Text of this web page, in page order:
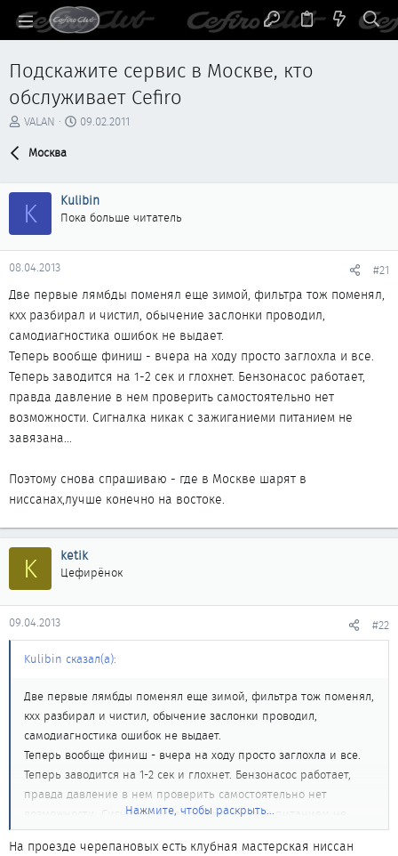
Подскажите сервис в Москве, кто
обслуживает Cefiro
А
т
е
м
ы
VALAN
Д
а
ч
л
09.02.2011
Москва
K Kulibin
Пока больше читатель
08.04.2013 #21
Две первые лямбды поменял еще зимой, фильтра тож поменял,
кхх разбирал и чистил, обычение заслонки проводил,
самодиагностика ошибок не выдает.
Теперь вообще финиш - вчера на ходу просто заглохла и все.
Теперь заводится на 1-2 сек и глохнет. Бензонасос работает,
правда давление в нем проверить самостоятельно нет
возможности. Сигналка никак с зажиганиеми питанием не
завязана...
Поэтому снова спрашиваю - где в Москве шарят в
ниссанах,лучше конечно на востоке.
K ketik
Цефирёнок
09.04.2013 #22
Kulibin сказал(а):
Две первые лямбды поменял еще зимой, фильтра тож поменял,
кхх разбирал и чистил, обычение заслонки проводил,
самодиагностика ошибок не выдает.
Теперь вообще финиш - вчера на ходу просто заглохла и все.
Теперь заводится на 1-2 сек и глохнет. Бензонасос работает,
правда давление в нем проверить самостоятельно нет
возможности. Сигналка никак с зажиганиеми питанием не
завязана...
Нажмите, чтобы раскрыть...
На проезде черепановых есть клубная мастерская ниссан